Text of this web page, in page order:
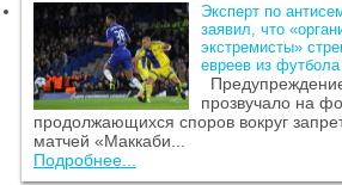
Эксперт по
заявил, что
экстремисты»
евреев из футбола
прозвучало на
продолжающихся споров вокруг
матчей «Маккаби...
Подробнее...